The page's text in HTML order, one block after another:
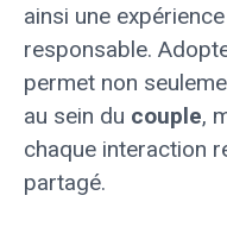
ainsi une
responsable.
permet non
au sein du couple,
chaque interaction
partagé.